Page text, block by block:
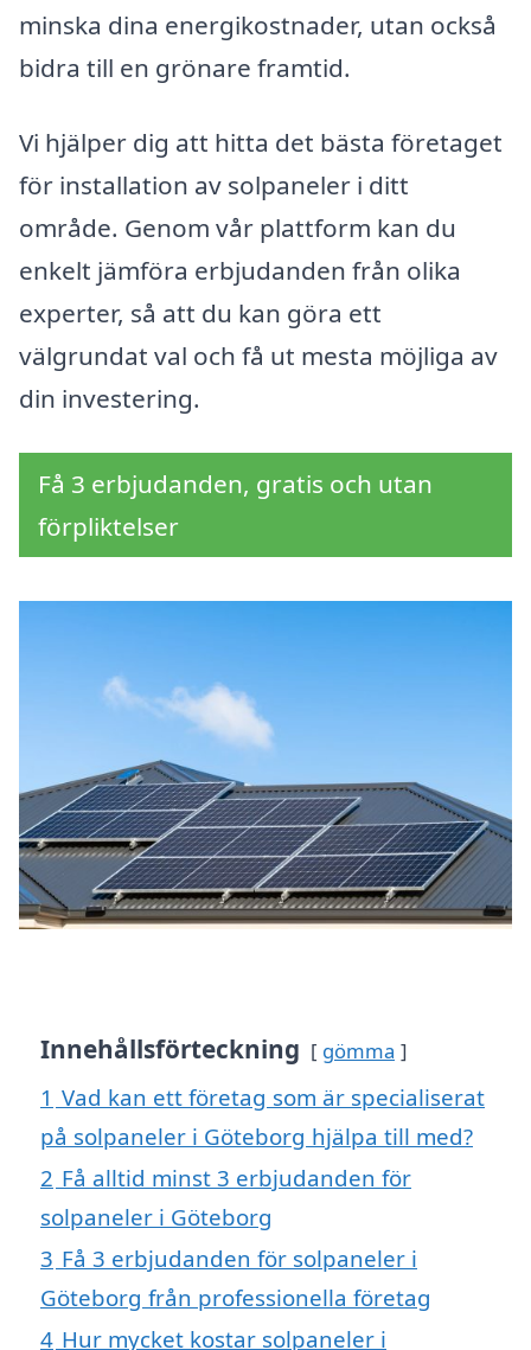
minska dina energikostnader, utan också
bidra till en grönare framtid.
Vi hjälper dig att hitta det bästa företaget
för installation av solpaneler i ditt
område. Genom vår plattform kan du
enkelt jämföra erbjudanden från olika
experter, så att du kan göra ett
välgrundat val och få ut mesta möjliga av
din investering.
Få 3 erbjudanden, gratis och utan
förpliktelser
Innehållsförteckning gömma
1 Vad kan ett företag som är specialiserat
på solpaneler i Göteborg hjälpa till med?
2 Få alltid minst 3 erbjudanden för
solpaneler i Göteborg
3 Få 3 erbjudanden för solpaneler i
Göteborg från professionella företag
4 Hur mycket kostar solpaneler i